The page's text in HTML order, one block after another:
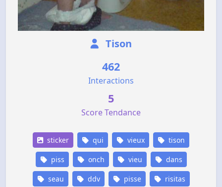
Tison
462
Interactions
5
Score Tendance
sticker qui vieux tison
piss onch vieu dans
seau ddv pisse risitas